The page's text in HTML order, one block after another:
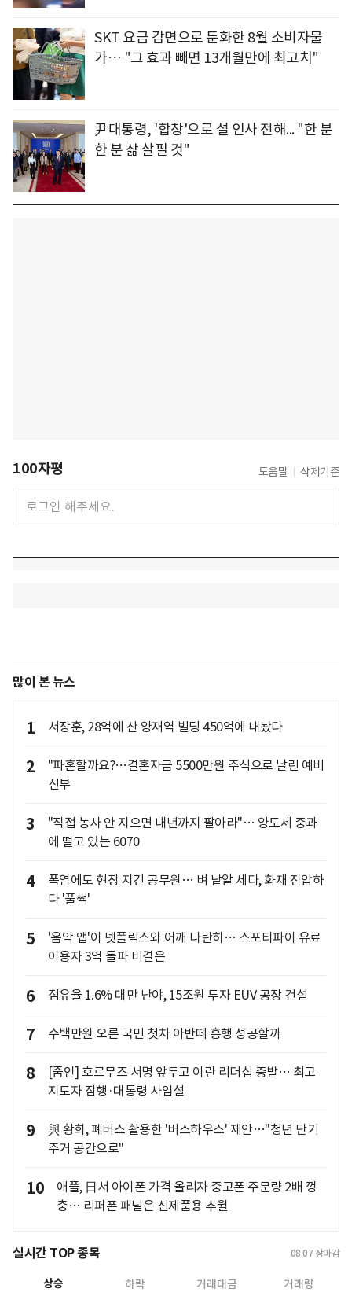
SKT 요금 감면으로 둔화한 8월 소비자물
가… "그 효과 빼면 13개월만에 최고치"
尹대통령, '합창'으로 설 인사 전해... "한 분
한 분 삶 살필 것"
100자평 도움말 삭제기준
많이 본 뉴스
1 서장훈, 28억에 산 양재역 빌딩 450억에 내놨다
2
"파혼할까요?…결혼자금 5500만원 주식으로 날린 예비
신부
3
"직접 농사 안 지으면 내년까지 팔아라"… 양도세 중과
에 떨고 있는 6070
4
폭염에도 현장 지킨 공무원… 벼 낱알 세다, 화재 진압하
다 '풀썩'
5
'음악 앱'이 넷플릭스와 어깨 나란히… 스포티파이 유료
이용자 3억 돌파 비결은
6 점유율 1.6% 대만 난야, 15조원 투자 EUV 공장 건설
7 수백만원 오른 국민 첫차 아반떼 흥행 성공할까
8
[줌인] 호르무즈 서명 앞두고 이란 리더십 증발… 최고
지도자 잠행·대통령 사임설
9
與 황희, 폐버스 활용한 '버스하우스' 제안…"청년 단기
주거 공간으로"
10
애플, 日서 아이폰 가격 올리자 중고폰 주문량 2배 껑
충… 리퍼폰 패널은 신제품용 추월
실시간 TOP 종목 08.07 장마감
상승 하락 거래대금 거래량